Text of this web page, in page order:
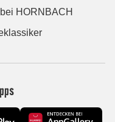
HORNBACH